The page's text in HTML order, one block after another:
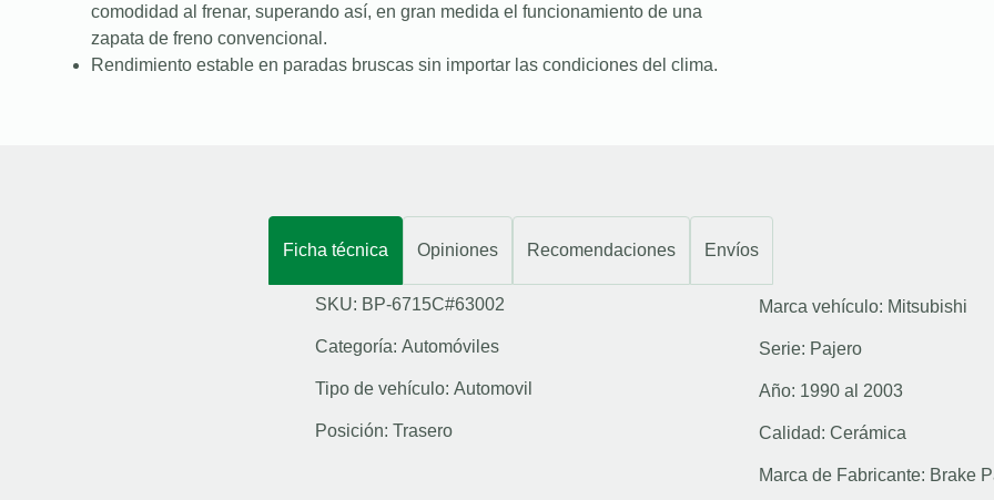
comodidad al frenar, superando así, en gran medida el funcionamiento de una
zapata de freno convencional.
Rendimiento estable en paradas bruscas sin importar las condiciones del clima.
Ficha técnica Opiniones Recomendaciones Envíos
SKU: BP-6715C#63002
Categoría: Automóviles
Tipo de vehículo: Automovil
Posición: Trasero
Marca vehículo: Mitsubishi
Serie: Pajero
Año: 1990 al 2003
Calidad: Cerámica
Marca de Fabricante: Brake